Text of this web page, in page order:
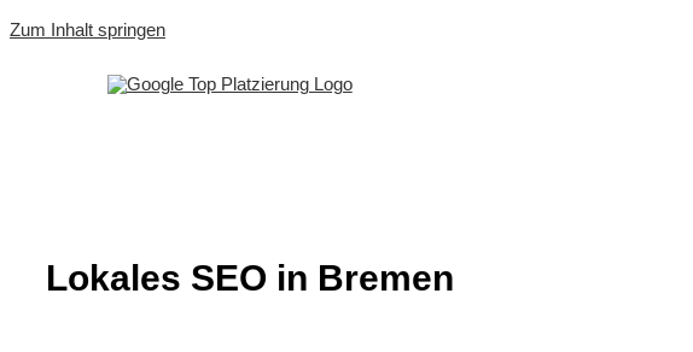
Zum Inhalt springen
Lokales SEO in Bremen